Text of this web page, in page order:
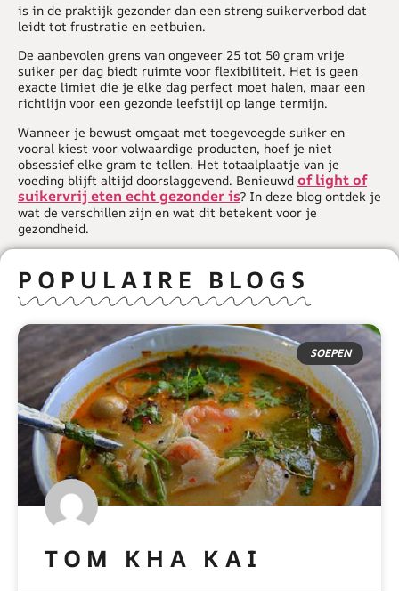
is in de praktijk gezonder dan een streng suikerverbod dat
leidt tot frustratie en eetbuien.
De aanbevolen grens van ongeveer 25 tot 50 gram vrije
suiker per dag biedt ruimte voor flexibiliteit. Het is geen
exacte limiet die je elke dag perfect moet halen, maar een
richtlijn voor een gezonde leefstijl op lange termijn.
Wanneer je bewust omgaat met toegevoegde suiker en
vooral kiest voor volwaardige producten, hoef je niet
obsessief elke gram te tellen. Het totaalplaatje van je
voeding blijft altijd doorslaggevend. Benieuwd of light of
suikervrij eten echt gezonder is? In deze blog ontdek je
wat de verschillen zijn en wat dit betekent voor je
gezondheid.
POPULAIRE BLOGS
SOEPEN
TOM KHA KAI